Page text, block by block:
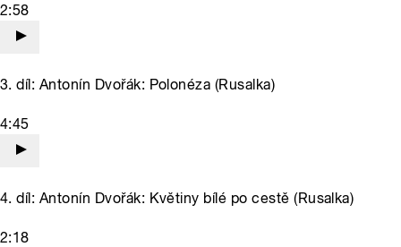
2:58
3. díl: Antonín Dvořák: Polonéza (Rusalka)
4:45
4. díl: Antonín Dvořák: Květiny bílé po cestě (Rusalka)
2:18